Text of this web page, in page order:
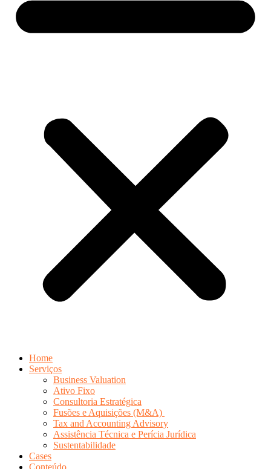
Home
Serviços
Business Valuation
Ativo Fixo
Consultoria Estratégica
Fusões e Aquisições (M&A)
Tax and Accounting Advisory
Assistência Técnica e Perícia Jurídica
Sustentabilidade
Cases
Conteúdo